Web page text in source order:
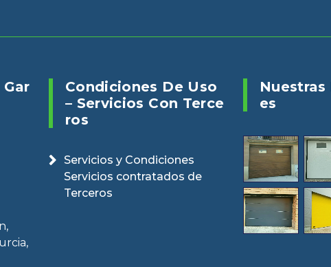
Condiciones De Uso
– Servicios Con Terce
Ros
Servicios y Condiciones
Servicios contratados de
Terceros
Es